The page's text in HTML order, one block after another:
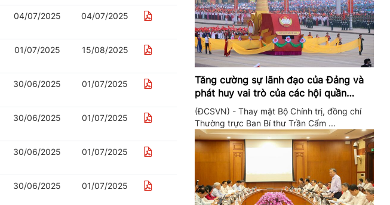
04/07/2025 04/07/2025
01/07/2025 15/08/2025
30/06/2025 01/07/2025
30/06/2025 01/07/2025
30/06/2025 01/07/2025
30/06/2025 01/07/2025
Tăng cường sự lãnh đạo của Đảng và
phát huy vai trò của các hội quần
chúng trong giai đoạn phát triển mới
(ĐCSVN) - Thay mặt Bộ Chính trị, đồng chí
Thường trực Ban Bí thư Trần Cẩm ...